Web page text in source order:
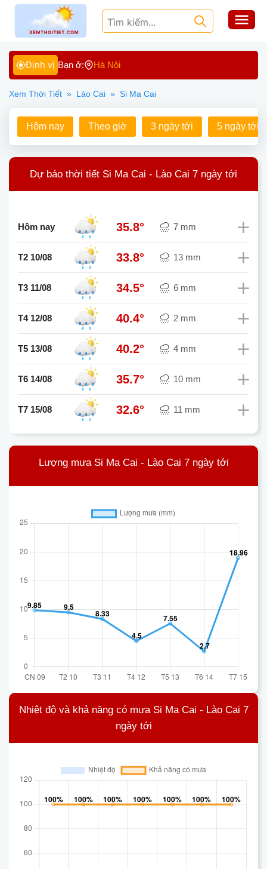
Định vị Bạn ở: Hà Nội
Xem Thời Tiết » Lào Cai » Si Ma Cai
Hôm nay Theo giờ 3 ngày tới 5 ngày tới
Dự báo thời tiết Si Ma Cai - Lào Cai 7 ngày tới
Hôm nay 35.8° 7 mm
T2 10/08 33.8° 13 mm
T3 11/08 34.5° 6 mm
T4 12/08 40.4° 2 mm
T5 13/08 40.2° 4 mm
T6 14/08 35.7° 10 mm
T7 15/08 32.6° 11 mm
Lượng mưa Si Ma Cai - Lào Cai 7 ngày tới
Nhiệt độ và khả năng có mưa Si Ma Cai - Lào Cai 7
ngày tới